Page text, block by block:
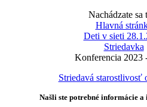
Nachádzate sa
Hlavná
Deti v sieti
Striedavka
Konferencia 2023
Striedavá starostlivosť
Našli ste potrebné informácie a